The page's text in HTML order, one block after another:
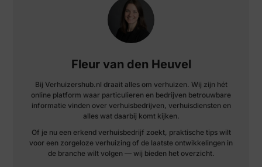
Fleur van den Heuvel
Bij Verhuizershub.nl draait alles om verhuizen. Wij zijn hét
online platform waar particulieren en bedrijven betrouwbare
informatie vinden over verhuisbedrijven, verhuisdiensten en
alles wat daarbij komt kijken.
Of je nu een erkend verhuisbedrijf zoekt, praktische tips wilt
voor een zorgeloze verhuizing of de laatste ontwikkelingen in
de branche wilt volgen — wij bieden het overzicht.